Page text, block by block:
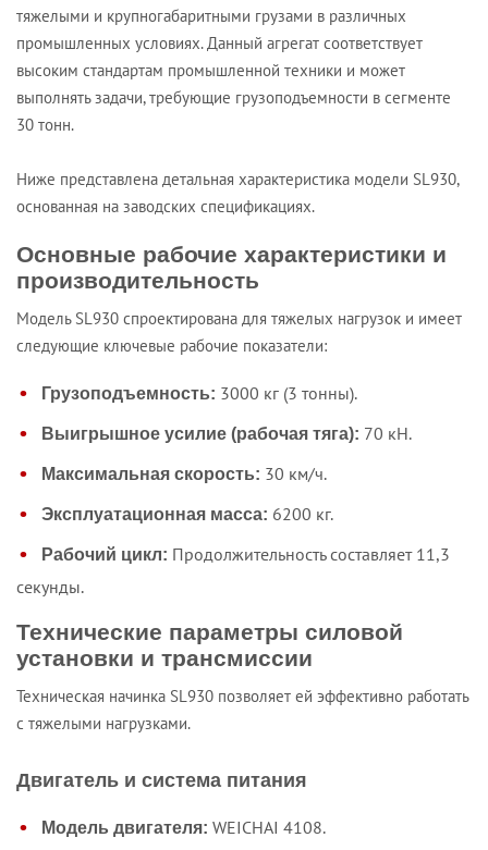
тяжелыми и крупногабаритными грузами в различных
промышленных условиях. Данный агрегат соответствует
высоким стандартам промышленной техники и может
выполнять задачи, требующие грузоподъемности в сегменте
30 тонн.
Ниже представлена детальная характеристика модели SL930,
основанная на заводских спецификациях.
Основные рабочие характеристики и
производительность
Модель SL930 спроектирована для тяжелых нагрузок и имеет
следующие ключевые рабочие показатели:
Грузоподъемность: 3000 кг (3 тонны).
Выигрышное усилие (рабочая тяга): 70 кН.
Максимальная скорость: 30 км/ч.
Эксплуатационная масса: 6200 кг.
Рабочий цикл: Продолжительность составляет 11,3
секунды.
Технические параметры силовой
установки и трансмиссии
Техническая начинка SL930 позволяет ей эффективно работать
с тяжелыми нагрузками.
Двигатель и система питания
Модель двигателя: WEICHAI 4108.